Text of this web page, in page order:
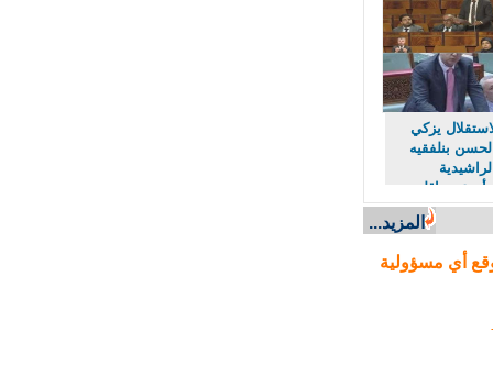
يزكي
بنلفقيه
بإقليم
المزيد...
أي مسؤولية